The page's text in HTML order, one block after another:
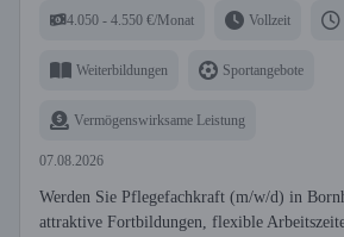
4.050 - 4.550 €/Monat Vollzeit
Weiterbildungen Sportangebote
Vermögenswirksame Leistung
07.08.2026
Werden Sie Pflegefachkraft (m/w/d) in
attraktive Fortbildungen, flexible